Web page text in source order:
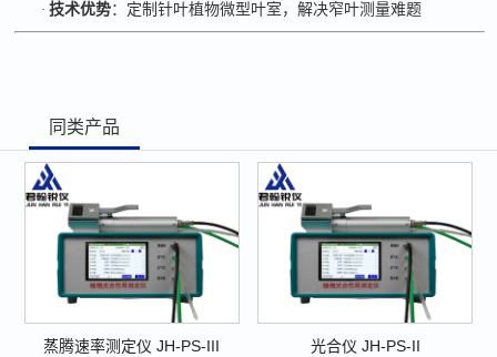
·技术优势：定制针叶植物微型叶室，解决窄叶测量难题
同类产品
蒸腾速率测定仪 JH-PS-III 光合仪 JH-PS-II